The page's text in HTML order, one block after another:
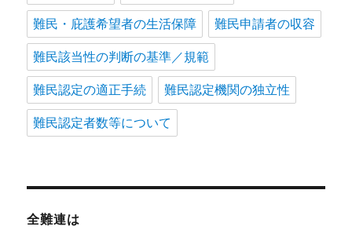
難民・庇護希望者の生活保障 難民申請者の収容
難民該当性の判断の基準／規範
難民認定の適正手続 難民認定機関の独立性
難民認定者数等について
全難連は